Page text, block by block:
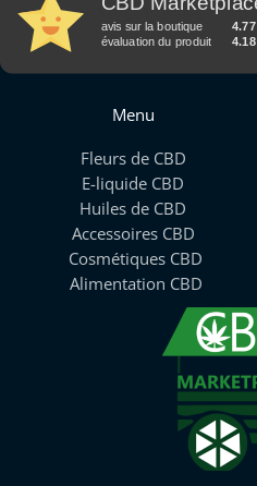
avis sur la boutique
évaluation du produit
Menu
Fleurs de CBD
E-liquide CBD
Huiles de CBD
Accessoires CBD
Cosmétiques CBD
Alimentation CBD